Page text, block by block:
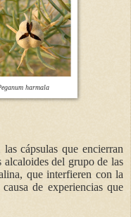
harmala
las cápsulas que encierran
alcaloides del grupo de las
que interfieren con la
de experiencias que